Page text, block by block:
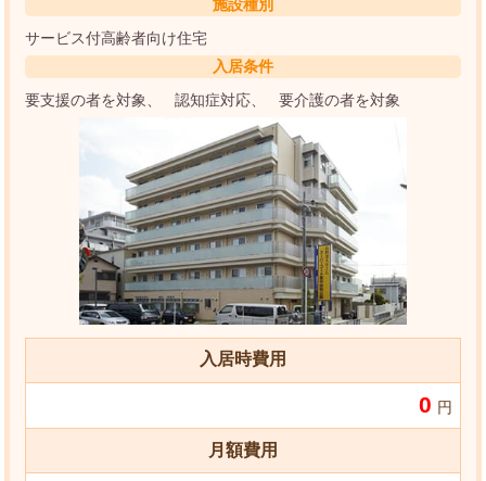
施設種別
サービス付高齢者向け住宅
入居条件
要支援の者を対象
認知症対応 要介護の者を対象
入居時費用
0 円
月額費用